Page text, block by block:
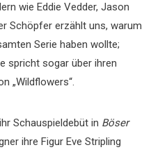
wie Eddie Vedder, Jason
Schöpfer erzählt uns, warum
Serie haben wollte;
spricht sogar über ihren
„Wildflowers“.
Schauspieldebüt in Böser
ihre Figur Eve Stripling